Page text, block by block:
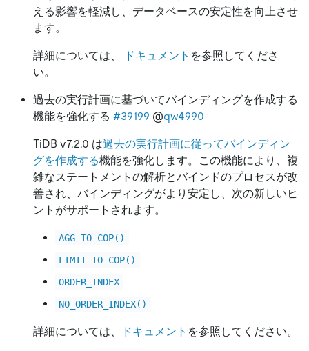
える影響を軽減し、データベースの安定性を向上させ
ます。
詳細については、 ドキュメント を参照してくださ
い。
過去の実行計画に基づいてバインディングを作成する
機能を強化する #39199 @qw4990
TiDB v7.2.0 は過去の実行計画に従ってバインディン
グを作成する機能を強化します。この機能により、複
雑なステートメントの解析とバインドのプロセスが改
善され、バインディングがより安定し、次の新しいヒ
ントがサポートされます。
AGG_TO_COP()
LIMIT_TO_COP()
ORDER_INDEX
NO_ORDER_INDEX()
詳細については、 ドキュメント を参照してください。